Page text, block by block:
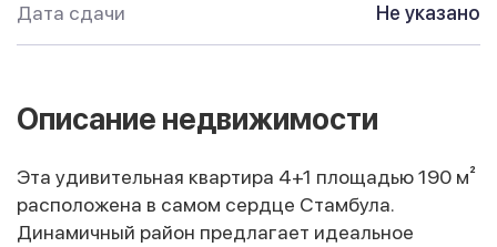
Дата сдачи Не указано
Описание недвижимости
Эта удивительная квартира 4+1 площадью 190 м²
расположена в самом сердце Стамбула.
Динамичный район предлагает идеальное